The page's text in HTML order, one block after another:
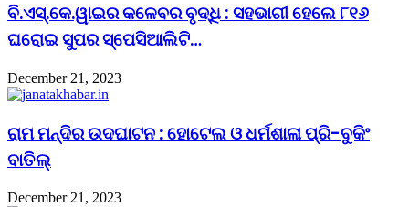
ବି.ଏସ୍.କେ.ୱାଇର କଳେବର ବୃଦ୍ଧି : ସହଭାଗୀ ହେଲେ ୮୧୬
ଘରୋଇ ସୁପର ସ୍ପେସିଆଲିଟି…
December 21, 2023
ରାମ ମନ୍ଦିର ଉଦଘାଟନ : ହୋଟେଲ ଓ ଧର୍ମଶାଳା ପ୍ରି-ବୁକିଂ
ବାତିଲ୍
December 21, 2023